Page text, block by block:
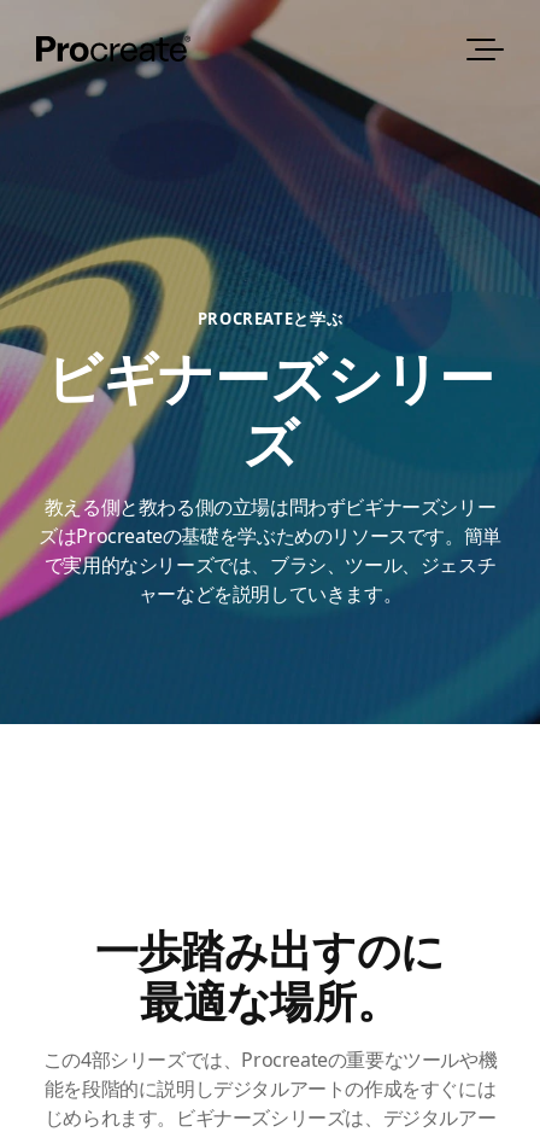
PROCREATEと学ぶ
ビギナーズシリー
ズ
教える側と教わる側の立場は問わずビギナーズシリー
ズはProcreateの基礎を学ぶためのリソースです。簡単
で実用的なシリーズでは、ブラシ、ツール、ジェスチ
ャーなどを説明していきます。
一歩踏み出すのに
最適な場所。
この4部シリーズでは、Procreateの重要なツールや機
能を段階的に説明しデジタルアートの作成をすぐには
じめられます。ビギナーズシリーズは、デジタルアー